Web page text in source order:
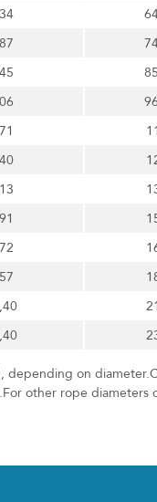
depending on
other rope